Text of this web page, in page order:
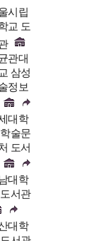
시립
교 도
관대
삼성
정보
대학
술문
도서
대학
서관
대학